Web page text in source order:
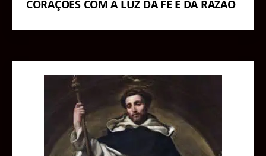
CORAÇÕES COM A LUZ DA FÉ E DA RAZÃO